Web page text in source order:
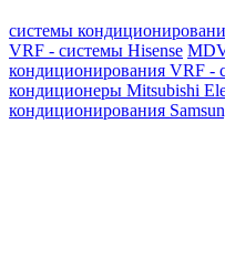
системы
VRF - системы Hisense
кондиционирования VRF -
кондиционеры Mitsubishi
кондиционирования